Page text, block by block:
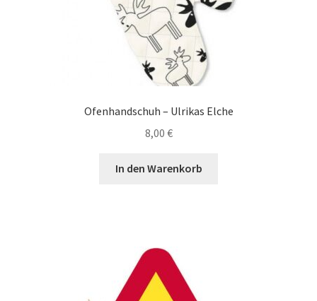
Ofenhandschuh – Ulrikas Elche
8,00 €
In den Warenkorb